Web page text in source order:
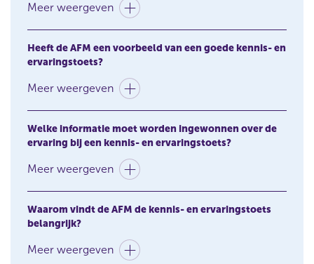
Meer weergeven
Heeft de AFM een voorbeeld van een goede kennis- en
ervaringstoets?
Meer weergeven
Welke informatie moet worden ingewonnen over de
ervaring bij een kennis- en ervaringstoets?
Meer weergeven
Waarom vindt de AFM de kennis- en ervaringstoets
belangrijk?
Meer weergeven